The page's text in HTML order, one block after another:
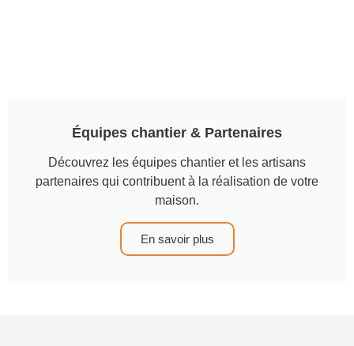
Équipes chantier & Partenaires
Découvrez les équipes chantier et les artisans
partenaires qui contribuent à la réalisation de votre
maison.
En savoir plus